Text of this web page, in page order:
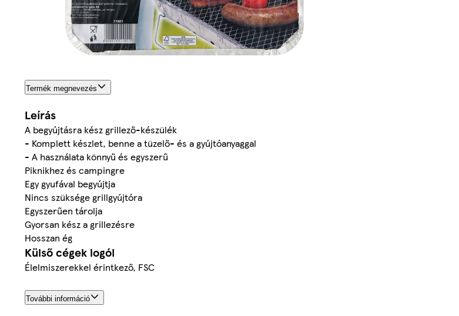
Termék megnevezés
Leírás
A begyújtásra kész grillező-készülék
- Komplett készlet, benne a tüzelő- és a gyújtóanyaggal
- A használata könnyű és egyszerű
Piknikhez és campingre
Egy gyufával begyújtja
Nincs szüksége grillgyújtóra
Egyszerűen tárolja
Gyorsan kész a grillezésre
Hosszan ég
Külső cégek logói
Élelmiszerekkel érintkező, FSC
További információ